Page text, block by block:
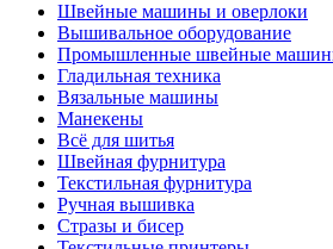
Швейные машины и оверлоки
Вышивальное оборудование
Промышленные швейные
Гладильная техника
Вязальные машины
Манекены
Всё для шитья
Швейная фурнитура
Текстильная фурнитура
Ручная вышивка
Стразы и бисер